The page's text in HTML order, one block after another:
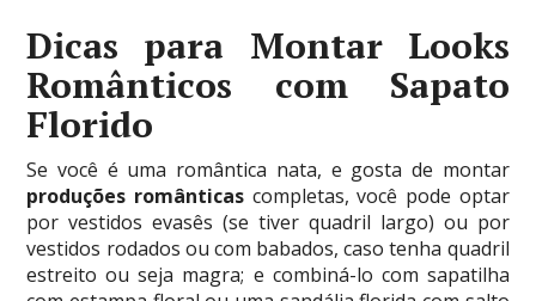
Dicas para Montar Looks
Românticos com Sapato
Florido
Se você é uma romântica nata, e gosta de montar
produções românticas completas, você pode optar
por vestidos evasês (se tiver quadril largo) ou por
vestidos rodados ou com babados, caso tenha quadril
estreito ou seja magra; e combiná-lo com sapatilha